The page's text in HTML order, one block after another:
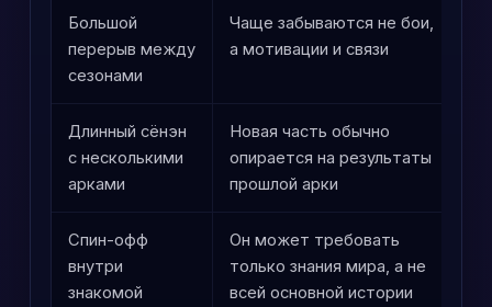
Большой
перерыв между
сезонами
Чаще забываются не бои,
а мотивации и связи
Длинный сёнэн
с несколькими
арками
Новая часть обычно
опирается на результаты
прошлой арки
Спин-офф
внутри
знакомой
Он может требовать
только знания мира, а не
всей основной истории